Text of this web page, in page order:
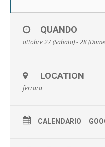
QUANDO
ottobre 27 (Sabato) - 28
LOCATION
ferrara
CALENDARIO